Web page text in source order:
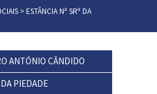
>ESTÂNCIA Nª SRª DA
ANTÓNIO CÂNDIDO
PIEDADE